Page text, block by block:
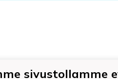
sivustollamme